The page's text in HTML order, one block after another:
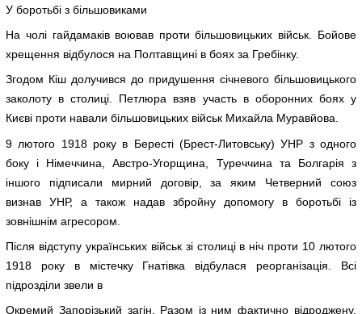
У боротьбі з більшовиками
На чолі гайдамаків воював проти більшовицьких військ. Бойове
хрещення відбулося на Полтавщині в боях за Гребінку.
Згодом Кіш долучився до придушення січневого більшовицького
заколоту в столиці. Петлюра взяв участь в оборонних боях у
Києві проти навали більшовицьких військ Михайла Муравйова.
9 лютого 1918 року в Бересті (Брест-Литовську) УНР з одного
боку і Німеччина, Австро-Угорщина, Туреччина та Болгарія з
іншого підписали мирний договір, за яким Четверний союз
визнав УНР, а також надав збройну допомогу в боротьбі із
зовнішнім агресором.
Після відступу українських військ зі столиці в ніч проти 10 лютого
1918 року в містечку Гнатівка відбулася реорганізація. Всі
підрозділи звели в
Окремий Запорізький загін. Разом із ним фактично відроджену,